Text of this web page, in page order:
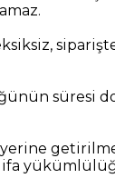
süresi